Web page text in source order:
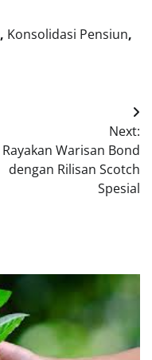
, Konsolidasi Pensiun,
Next:
Rayakan Warisan Bond
dengan Rilisan Scotch
Spesial